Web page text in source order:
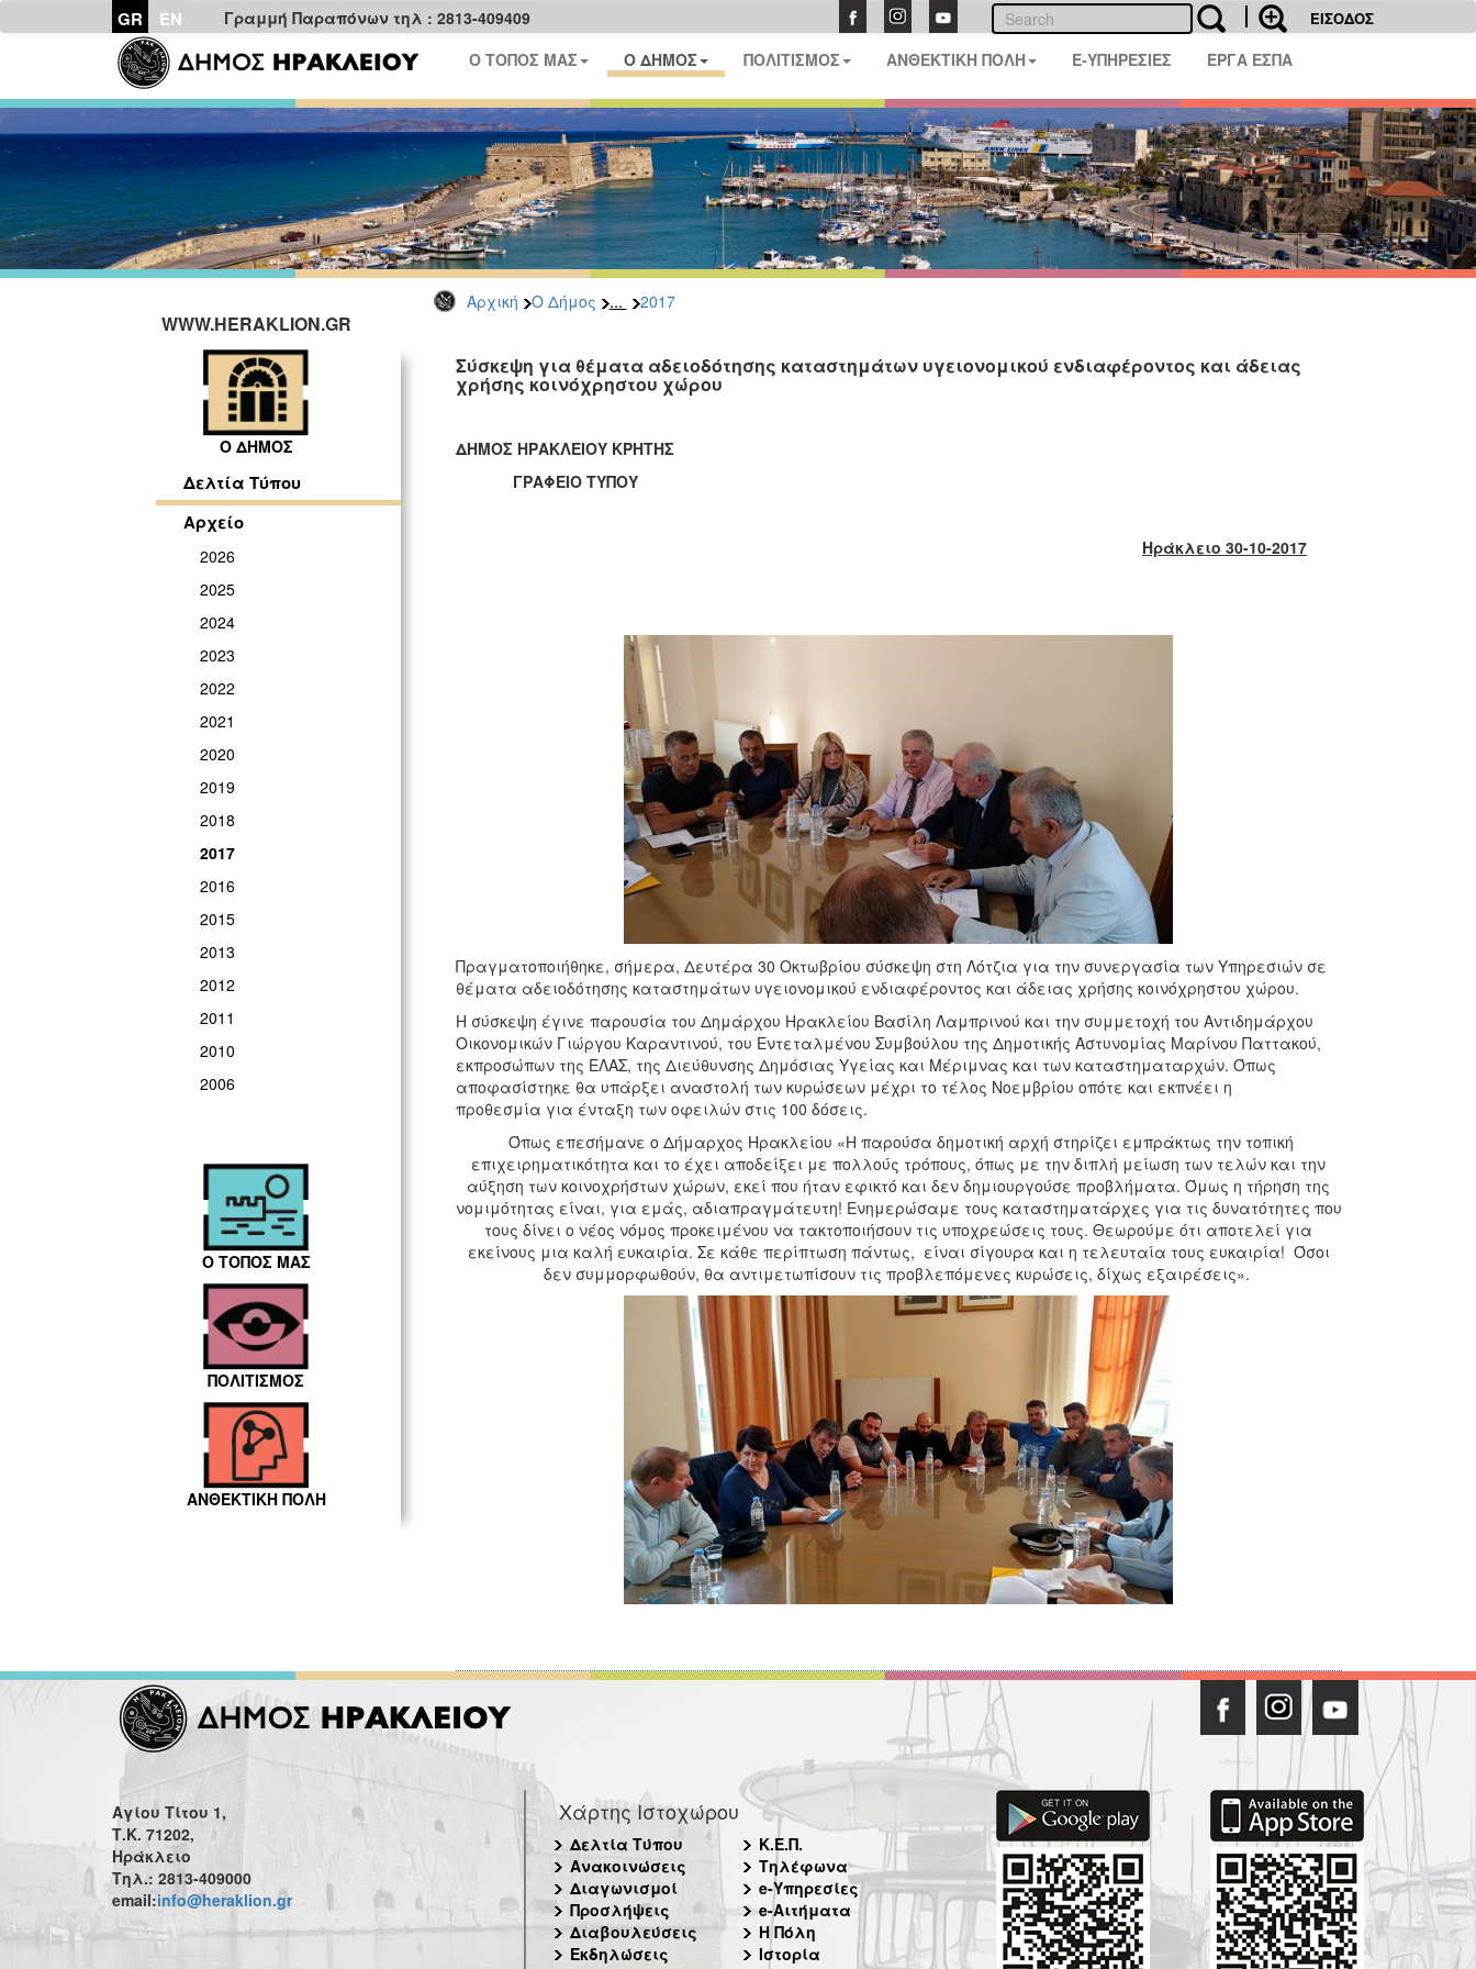
GR EN Γραμμή Παραπόνων τηλ : 2813-409409 ΕΙΣΟΔΟΣ
Ο ΤΟΠΟΣ ΜΑΣ Ο ΔΗΜΟΣ ΠΟΛΙΤΙΣΜΟΣ ΑΝΘΕΚΤΙΚΗ ΠΟΛΗ E-ΥΠΗΡΕΣΙΕΣ ΕΡΓΑ ΕΣΠΑ
Αρχική Ο Δήμος ... 2017
WWW.HERAKLION.GR
Ο ΔΗΜΟΣ
Δελτία Τύπου
Αρχείο
2026
2025
2024
2023
2022
2021
2020
2019
2018
2017
2016
2015
2013
2012
2011
2010
2006
Ο ΤΟΠΟΣ ΜΑΣ
ΠΟΛΙΤΙΣΜΟΣ
ΑΝΘΕΚΤΙΚΗ ΠΟΛΗ
Σύσκεψη για θέματα αδειοδότησης καταστημάτων υγειονομικού ενδιαφέροντος και άδειας
χρήσης κοινόχρηστου χώρου
ΔΗΜΟΣ ΗΡΑΚΛΕΙΟΥ ΚΡΗΤΗΣ
ΓΡΑΦΕΙΟ ΤΥΠΟΥ
Ηράκλειο 30-10-2017
Πραγματοποιήθηκε, σήμερα, Δευτέρα 30 Οκτωβρίου σύσκεψη στη Λότζια για την συνεργασία των Υπηρεσιών σε
θέματα αδειοδότησης καταστημάτων υγειονομικού ενδιαφέροντος και άδειας χρήσης κοινόχρηστου χώρου.
Η σύσκεψη έγινε παρουσία του Δημάρχου Ηρακλείου Βασίλη Λαμπρινού και την συμμετοχή του Αντιδημάρχου
Οικονομικών Γιώργου Καραντινού, του Εντεταλμένου Συμβούλου της Δημοτικής Αστυνομίας Μαρίνου Παττακού,
εκπροσώπων της ΕΛΑΣ, της Διεύθυνσης Δημόσιας Υγείας και Μέριμνας και των καταστηματαρχών. Όπως
αποφασίστηκε θα υπάρξει αναστολή των κυρώσεων μέχρι το τέλος Νοεμβρίου οπότε και εκπνέει η
προθεσμία για ένταξη των οφειλών στις 100 δόσεις.
Όπως επεσήμανε ο Δήμαρχος Ηρακλείου «Η παρούσα δημοτική αρχή στηρίζει εμπράκτως την τοπική
επιχειρηματικότητα και το έχει αποδείξει με πολλούς τρόπους, όπως με την διπλή μείωση των τελών και την
αύξηση των κοινοχρήστων χώρων, εκεί που ήταν εφικτό και δεν δημιουργούσε προβλήματα. Όμως η τήρηση της
νομιμότητας είναι, για εμάς, αδιαπραγμάτευτη! Ενημερώσαμε τους καταστηματάρχες για τις δυνατότητες που
τους δίνει ο νέος νόμος προκειμένου να τακτοποιήσουν τις υποχρεώσεις τους. Θεωρούμε ότι αποτελεί για
εκείνους μια καλή ευκαιρία. Σε κάθε περίπτωση πάντως, είναι σίγουρα και η τελευταία τους ευκαιρία! Όσοι
δεν συμμορφωθούν, θα αντιμετωπίσουν τις προβλεπόμενες κυρώσεις, δίχως εξαιρέσεις».
Αγίου Τίτου 1,
Τ.Κ. 71202,
Ηράκλειο
Τηλ.: 2813-409000
email:info@heraklion.gr
Χάρτης Ιστοχώρου
Δελτία Τύπου
Ανακοινώσεις
Διαγωνισμοί
Προσλήψεις
Διαβουλεύσεις
Εκδηλώσεις
Κ.Ε.Π.
Τηλέφωνα
e-Υπηρεσίες
e-Αιτήματα
Η Πόλη
Ιστορία